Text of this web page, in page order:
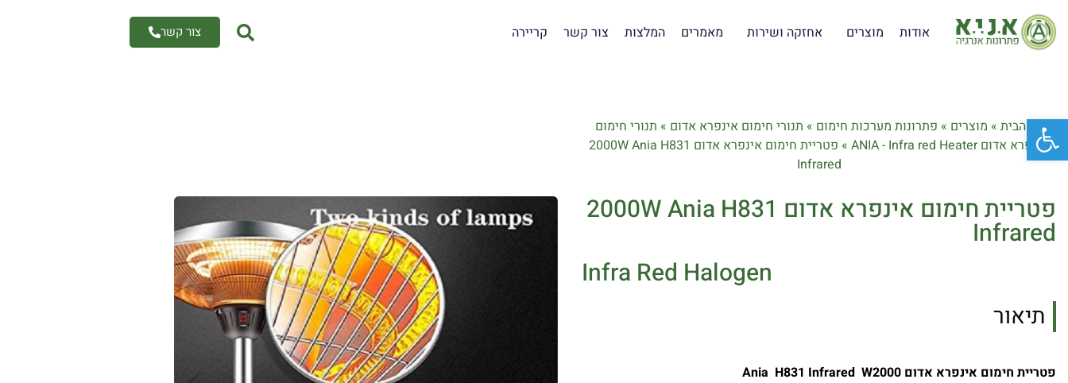
אודות מוצרים אחזקה ושירות מאמרים המלצות צור קשר קריירה צור קשר
דף הבית » מוצרים » פתרונות מערכות חימום » תנורי חימום אינפרא אדום » תנורי חימום
אינפרא אדום ANIA - Infra red Heater
»
פטריית חימום אינפרא אדום 2000W Ania H831
Infrared
פטריית חימום אינפרא אדום 2000W Ania H831
Infrared
Infra Red Halogen
תיאור
פטריית חימום אינפרא אדום 2000 W
Ania H831 Infrared
פתח סרגל נגישות